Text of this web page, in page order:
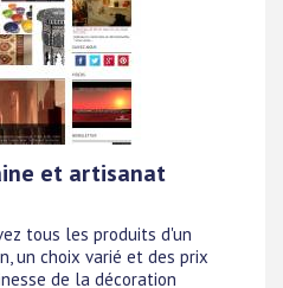
et artisanat
tous les produits d'un
un choix varié et des prix
de la décoration